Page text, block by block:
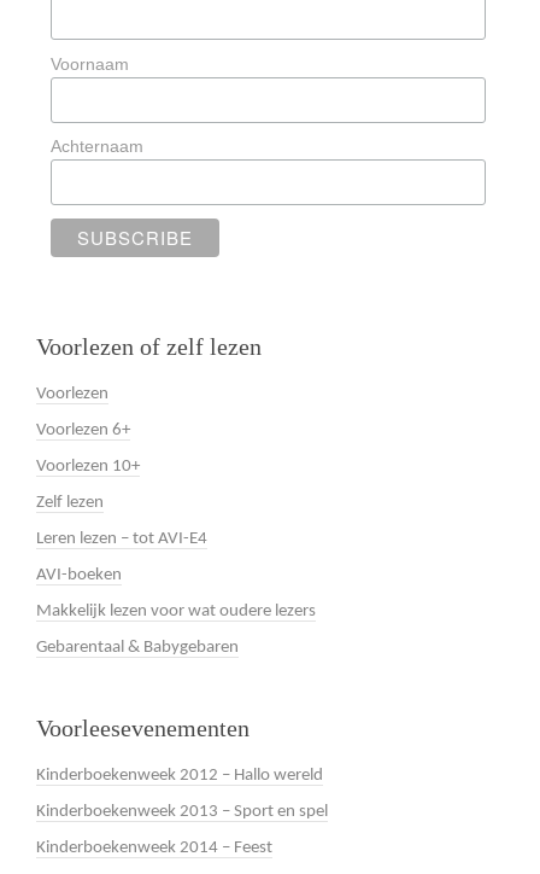
Voornaam
Achternaam
Voorlezen of zelf lezen
Voorlezen
Voorlezen 6+
Voorlezen 10+
Zelf lezen
Leren lezen – tot AVI-E4
AVI-boeken
Makkelijk lezen voor wat oudere lezers
Gebarentaal & Babygebaren
Voorleesevenementen
Kinderboekenweek 2012 – Hallo wereld
Kinderboekenweek 2013 – Sport en spel
Kinderboekenweek 2014 – Feest